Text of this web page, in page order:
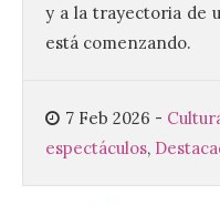
y a la trayectoria de
está comenzando.
7 Feb 2026 -
espectáculos,
imprescindible para
mejores dulces
[…]